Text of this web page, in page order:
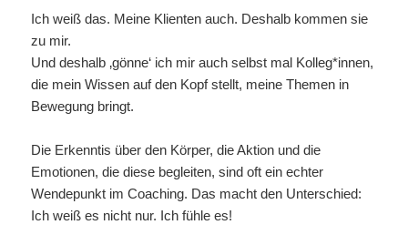
Ich weiß das. Meine Klienten auch. Deshalb kommen sie
zu mir.
Und deshalb ‚gönne‘ ich mir auch selbst mal Kolleg*innen,
die mein Wissen auf den Kopf stellt, meine Themen in
Bewegung bringt.
Die Erkenntis über den Körper, die Aktion und die
Emotionen, die diese begleiten, sind oft ein echter
Wendepunkt im Coaching. Das macht den Unterschied:
Ich weiß es nicht nur. Ich fühle es!